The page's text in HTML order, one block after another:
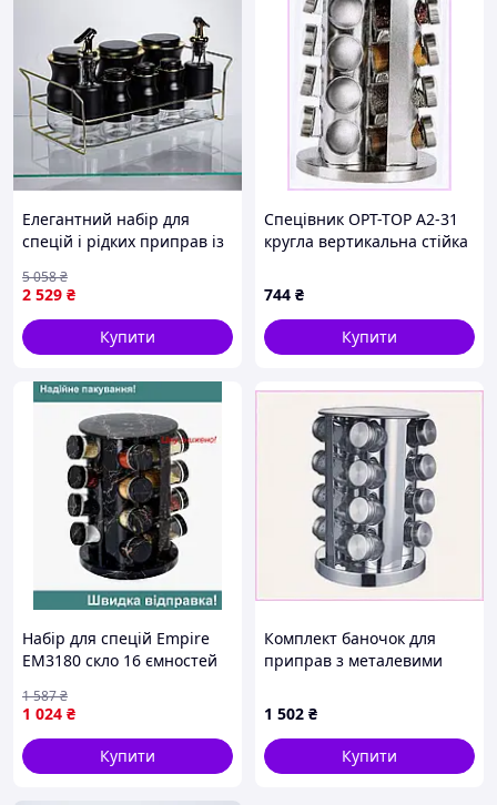
Обмін або повернення товару належної якості
Згідно з законом України "Про захист прав споживачів",
Ви можете повернути або обміняти куплений Вами
товар упродовж 14 днів.
1. Куплений вами товар не має бути у використанні та
мати слідів експлуатації.
2. Усі бирки, пломби, паковання, заводські маркування,
комплектність і документи мають бути в наявності.
3. У разі зламання або виходу з ладу товару, його обмін
експертного укладення сервісного центру, про те, що
експлуатаційні характеристики та умови не пройшли
порушені.
Елегантний набір для
спецій і рідких приправ із
чорного кольору HP-1359
2 529 ₴
5 058₴
Купити
Спецівник OPT-TOP A2-31
кругла вертикальна стійка
744 ₴
Купити
Набір для спецій Empire
EM3180 скло 16 ємностей
1 024 ₴
1 587₴
Купити
Комплект баночок для
приправ з металевими
50346C9X2
1 502 ₴
Купити